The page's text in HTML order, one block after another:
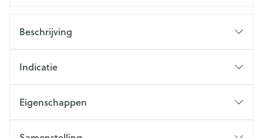
Beschrijving
Indicatie
Eigenschappen